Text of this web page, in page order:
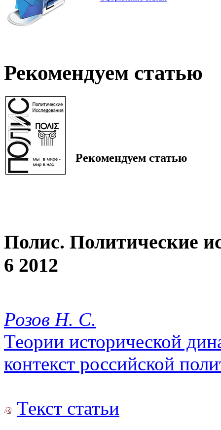
Рекомендуем статью
Рекомендуем статью
Полис. Политические
6 2012
Розов Н. С.
Теории исторической
контекст российской
Текст статьи